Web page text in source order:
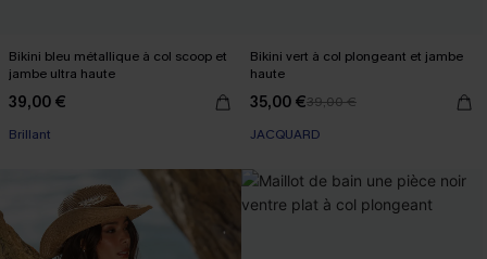
Bikini bleu métallique à col scoop et
jambe ultra haute
39,00 €
Brillant
Bikini vert à col plongeant et jambe
haute
35,00 €39,00 €
JACQUARD